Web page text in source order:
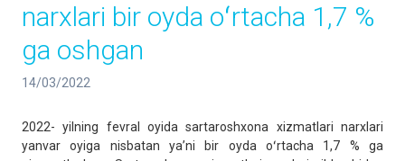
narxlari bir oyda oʻrtacha 1,7 %
ga oshgan
14/03/2022
2022- yilning fevral oyida sartaroshxona xizmatlari narxlari
yanvar oyiga nisbatan yaʼni bir oyda oʻrtacha 1,7 % ga